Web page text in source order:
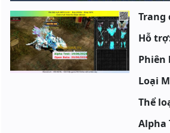
Trang
Hỗ
Phiên
Loại
Thể
Alpha